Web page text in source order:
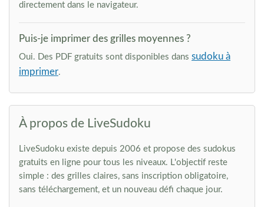
directement dans le navigateur.
Puis-je imprimer des grilles moyennes ?
Oui. Des PDF gratuits sont disponibles dans sudoku à
imprimer.
À propos de LiveSudoku
LiveSudoku existe depuis 2006 et propose des sudokus
gratuits en ligne pour tous les niveaux. L'objectif reste
simple : des grilles claires, sans inscription obligatoire,
sans téléchargement, et un nouveau défi chaque jour.